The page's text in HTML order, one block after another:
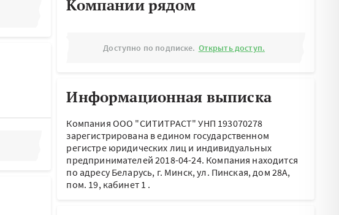
Компании рядом
Доступно по подписке. Открыть доступ.
Информационная выписка
Компания ООО "СИТИТРАСТ" УНП 193070278
зарегистрирована в едином государственном
регистре юридических лиц и индивидуальных
предпринимателей 2018-04-24. Компания находится
по адресуБеларусь, г. Минск, ул. Пинская, дом 28А,
пом. 19, кабинет 1 .